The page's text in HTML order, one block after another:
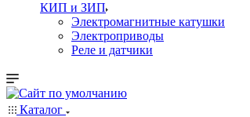
КИП и ЗИП
Электромагнитные катушки
Электроприводы
Реле и датчики
Каталог